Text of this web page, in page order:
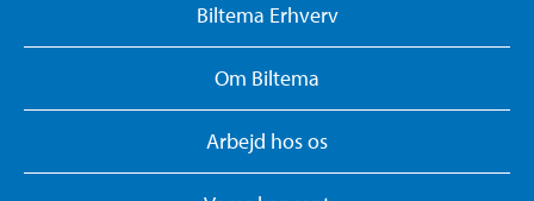
Biltema Erhverv
Om Biltema
Arbejd hos os